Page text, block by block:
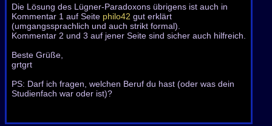
Die Lösung des Lügner-Paradoxons übrigens ist auch in
Kommentar 1 auf Seite philo42 gut erklärt
(umgangssprachlich und auch strikt formal).
Kommentar 2 und 3 auf jener Seite sind sicher auch hilfreich.
Beste Grüße,
grtgrt
PS: Darf ich fragen, welchen Beruf du hast (oder was dein
Studienfach war oder ist)?